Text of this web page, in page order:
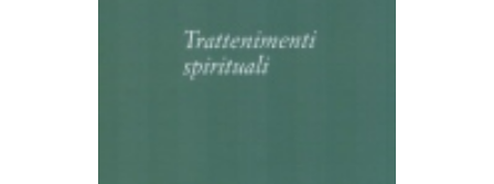
AGGIUNGI AL CARRELLO